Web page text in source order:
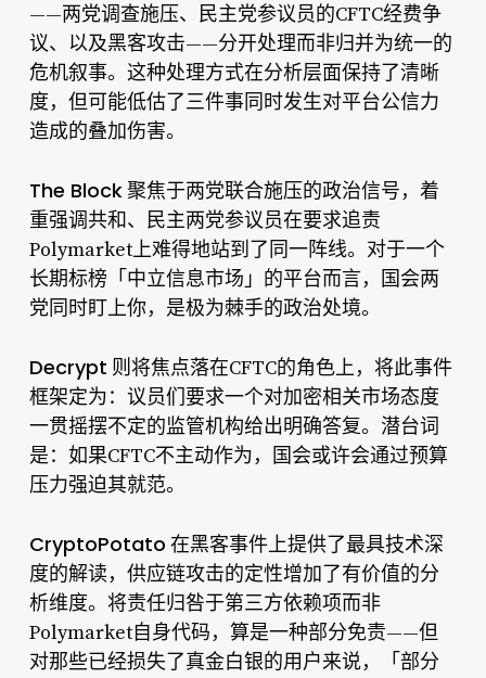
——两党调查施压、民主党参议员的CFTC经费争
议、以及黑客攻击——分开处理而非归并为统一的
危机叙事。这种处理方式在分析层面保持了清晰
度，但可能低估了三件事同时发生对平台公信力
造成的叠加伤害。
The Block聚焦于两党联合施压的政治信号，着
重强调共和、民主两党参议员在要求追责
Polymarket上难得地站到了同一阵线。对于一个
长期标榜「中立信息市场」的平台而言，国会两
党同时盯上你，是极为棘手的政治处境。
Decrypt 则将焦点落在CFTC的角色上，将此事件
框架定为：议员们要求一个对加密相关市场态度
一贯摇摆不定的监管机构给出明确答复。潜台词
是：如果CFTC不主动作为，国会或许会通过预算
压力强迫其就范。
CryptoPotato 在黑客事件上提供了最具技术深
度的解读，供应链攻击的定性增加了有价值的分
析维度。将责任归咎于第三方依赖项而非
Polymarket自身代码，算是一种部分免责——但
对那些已经损失了真金白银的用户来说，「部分